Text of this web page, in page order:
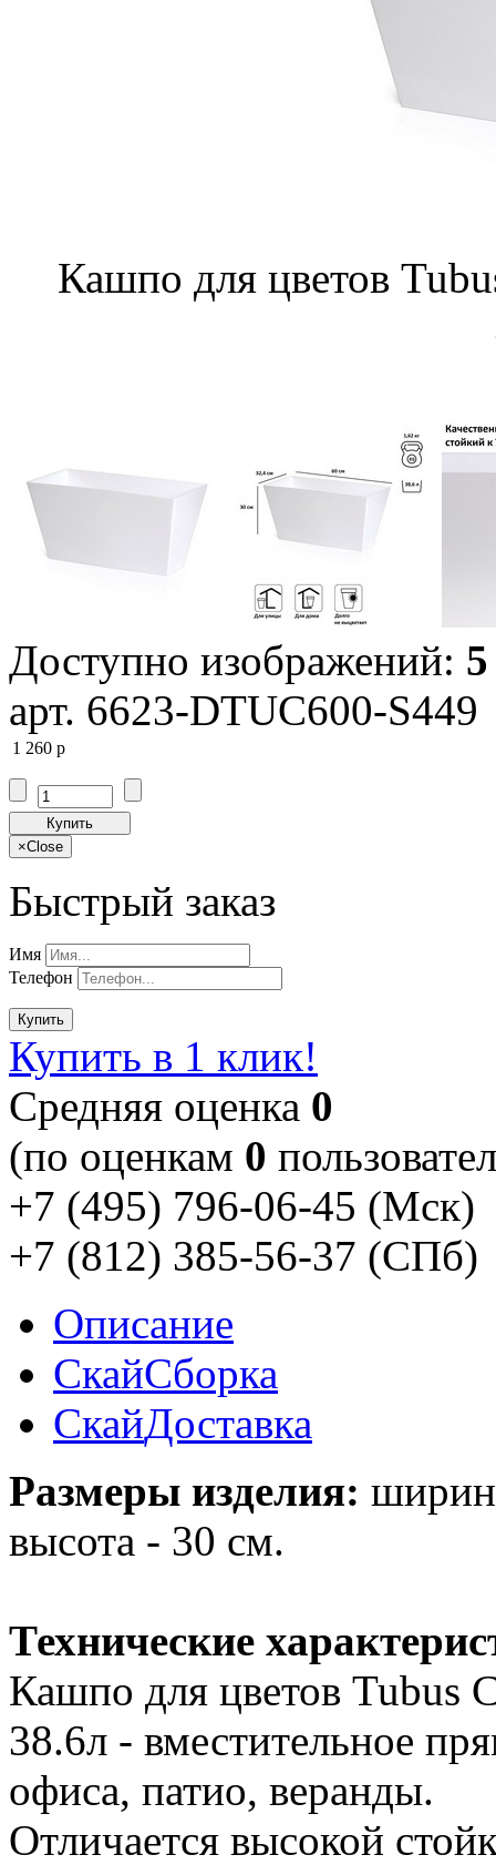
Кашпо для цветов
Доступно изображений: 5
арт. 6623-DTUC600-S449
1 260 p
Купить
×Close
Быстрый заказ
Имя
Телефон
Купить
Купить в 1 клик!
Cредняя оценка 0
(по оценкам 0
+7 (495) 796-06-45 (Мск)
+7 (812) 385-56-37 (СПб)
Описание
СкайСборка
СкайДоставка
Размеры изделия:
высота - 30 см.
Технические
Кашпо для цветов Tubus
38.6л - вместительное
офиса, патио, веранды.
Отличается высокой